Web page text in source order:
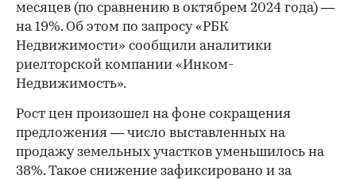
месяцев (по сравнению в октябрем 2024 года) —
на 19%. Об этом по запросу «РБК
Недвижимости» сообщили аналитики
риелторской компании «Инком-
Недвижимость».
Рост цен произошел на фоне сокращения
предложения — число выставленных на
продажу земельных участков уменьшилось на
38%. Такое снижение зафиксировано и за